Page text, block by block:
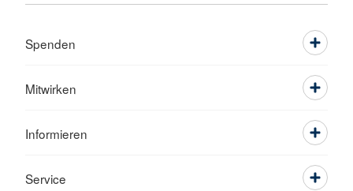
Spenden
Mitwirken
Informieren
Service